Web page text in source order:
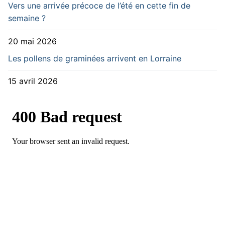
Vers une arrivée précoce de l’été en cette fin de
semaine ?
20 mai 2026
Les pollens de graminées arrivent en Lorraine
15 avril 2026